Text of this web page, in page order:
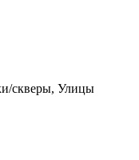
скверы, Улицы